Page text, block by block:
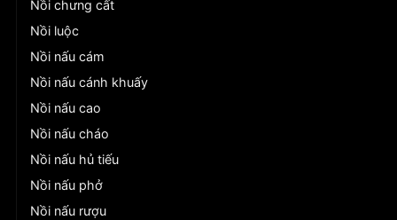
Nồi chưng cất
Nồi luộc
Nồi nấu cám
Nồi nấu cánh khuấy
Nồi nấu cao
Nồi nấu cháo
Nồi nấu hủ tiếu
Nồi nấu phở
Nồi nấu rượu